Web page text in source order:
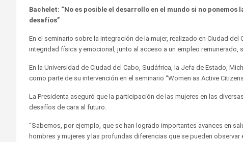
Bachelet: “No es posible el desarrollo en el mundo si no
desafíos”
En el seminario sobre la integración de la mujer, realizado en Ciudad
integridad física y emocional, junto al acceso a un empleo remunerado,
En la Universidad de Ciudad del Cabo, Sudáfrica, la Jefa de Estado,
como parte de su intervención en el seminario “Women as Active
La Presidenta aseguró que la participación de las mujeres en las
desafíos de cara al futuro.
“Sabemos, por ejemplo, que se han logrado importantes avances en
hombres y mujeres y las profundas diferencias que se pueden